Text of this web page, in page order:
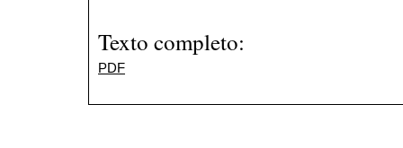
Texto completo:
PDF